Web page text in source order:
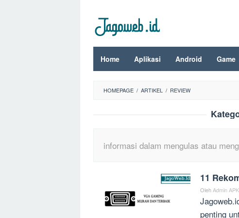
konten
Home Aplikasi Android Game
HOMEPAGE / ARTIKEL / REVIEW
informasi dalam mengulas atau
11
Oleh Admin APK
penting